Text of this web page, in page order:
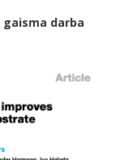
gaisma darba